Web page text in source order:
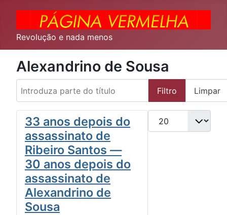
Revolução e nada menos
Alexandrino de Sousa
Introduza parte do título
Filtro Limpar
Qtd. a exibir
33 anos depois do
assassinato de
Ribeiro Santos —
30 anos depois do
assassinato de
Alexandrino de
Sousa